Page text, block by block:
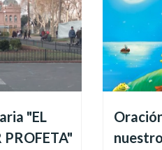
del Templo de la Buena
contaron con
Milenio, que también
"EL
PROFETA"